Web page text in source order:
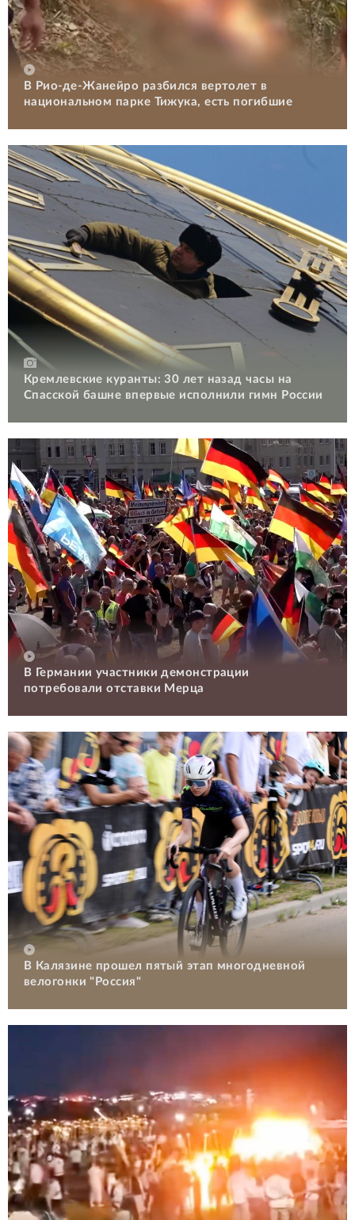
В Рио-де-Жанейро разбился вертолет в
национальном парке Тижука, есть погибшие
Кремлевские куранты: 30 лет назад часы на
Спасской башне впервые исполнили гимн России
В Германии участники демонстрации
потребовали отставки Мерца
В Калязине прошел пятый этап многодневной
велогонки "Россия"